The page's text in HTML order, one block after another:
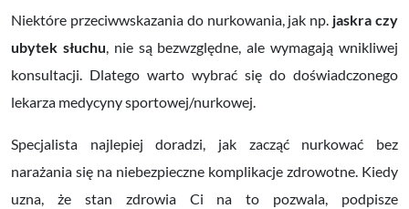
Niektóre przeciwwskazania do nurkowania, jak np. jaskra czy
ubytek słuchu, nie są bezwzględne, ale wymagają wnikliwej
konsultacji. Dlatego warto wybrać się do doświadczonego
lekarza medycyny sportowej/nurkowej.
Specjalista najlepiej doradzi, jak zacząć nurkować bez
narażania się na niebezpieczne komplikacje zdrowotne. Kiedy
uzna, że stan zdrowia Ci na to pozwala, podpisze